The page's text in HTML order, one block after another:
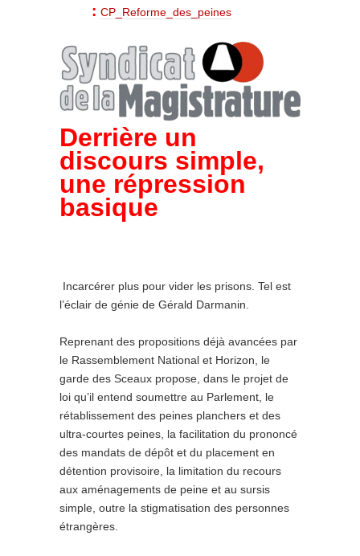
: CP_Reforme_des_peines
Derrière un
discours simple,
une répression
basique
Incarcérer plus pour vider les prisons. Tel est
l’éclair de génie de Gérald Darmanin.
Reprenant des propositions déjà avancées par
le Rassemblement National et Horizon, le
garde des Sceaux propose, dans le projet de
loi qu’il entend soumettre au Parlement, le
rétablissement des peines planchers et des
ultra-courtes peines, la facilitation du prononcé
des mandats de dépôt et du placement en
détention provisoire, la limitation du recours
aux aménagements de peine et au sursis
simple, outre la stigmatisation des personnes
étrangères.